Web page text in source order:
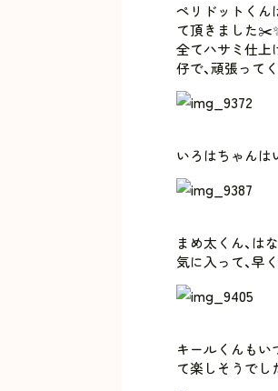
ペリドットくん
て頂きました
全てハサミ仕上
仔で、頑張って
いろはちゃんは
まめ太くん、は
気に入って、早
キールくんもい
て楽しそうでし